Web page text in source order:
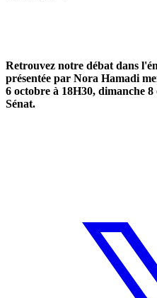
Retrouvez notre débat dans
présentée par Nora Hamadi
6 octobre à 18H30, dimanche
Sénat.